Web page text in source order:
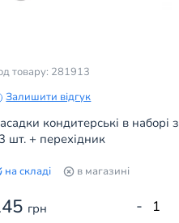
товару: 281913
Залишити відгук
кондитерські в наборі з
шт. + перехідник
на складі в магазині
грн -